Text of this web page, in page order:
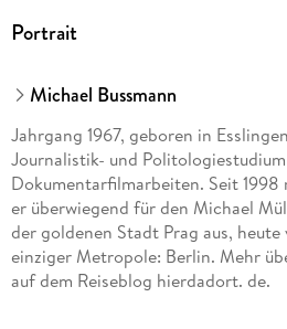
Portrait
Michael Bussmann
Jahrgang 1967, geboren in
Journalistik- und
Dokumentarfilmarbeiten. Seit
er überwiegend für den Michael
der goldenen Stadt Prag aus,
einziger Metropole: Berlin. Mehr
auf dem Reiseblog hierdadort. de.